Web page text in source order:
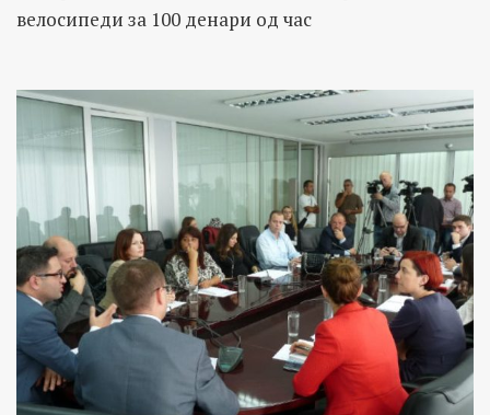
велосипеди за 100 денари од час